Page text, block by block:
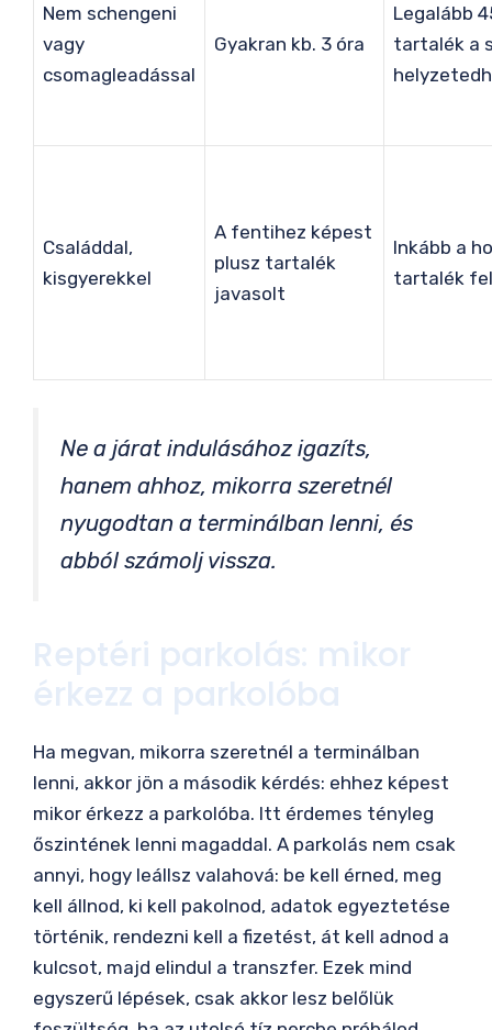
Nem schengeni
vagy
csomagleadással
Gyakran kb. 3 óra
Legalább
tartalék a
Családdal,
kisgyerekkel
A fentihez képest
plusz tartalék
javasolt
Inkább a
tartalék
Ne a járat indulásához igazíts,
hanem ahhoz, mikorra szeretnél
nyugodtan a terminálban lenni, és
abból számolj vissza.
Reptéri parkolás: mikor
érkezz a parkolóba
Ha megvan, mikorra szeretnél a terminálban
lenni, akkor jön a második kérdés: ehhez képest
mikor érkezz a parkolóba. Itt érdemes tényleg
őszintének lenni magaddal. A parkolás nem csak
annyi, hogy leállsz valahová: be kell érned, meg
kell állnod, ki kell pakolnod, adatok egyeztetése
történik, rendezni kell a fizetést, át kell adnod a
kulcsot, majd elindul a transzfer. Ezek mind
egyszerű lépések, csak akkor lesz belőlük